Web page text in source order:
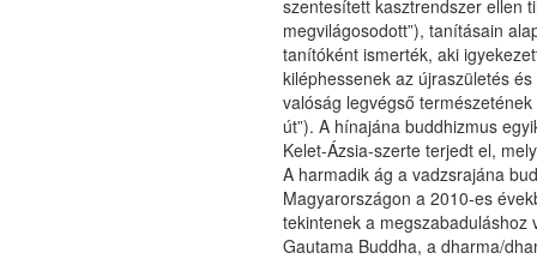
szentesített kasztrendszer ellen
megvilágosodott”), tanításain
tanítóként ismerték, aki
kiléphessenek az újraszületés
valóság legvégső
út”). A hínajána buddhizmus
Kelet-Ázsia-szerte terjedt el,
A harmadik ág a vadzsrajána
Magyarországon a 2010-es
tekintenek a
Gautama Buddha, a dharma/